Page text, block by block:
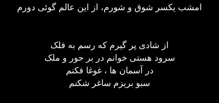
امشب یکسر شوق و شورم، از این عالم گوئی دورم
از شادی پر گیرم که رسم به فلک
سرود هستی خوانم در بر حور و ملک
در آسمان ها ، غوغا فکنم
سبو بریزم ساغر شکنم